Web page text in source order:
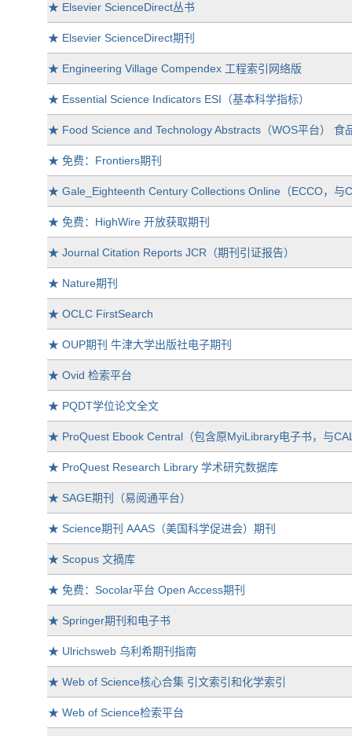
★ Elsevier ScienceDirect丛书
★ Elsevier ScienceDirect期刊
★ Engineering Village Compendex 工程索引网络版
★ Essential Science Indicators ESI（基本科学指标）
★ Food Science and Technology Abstracts（WOS平台） 食
★ 免费：Frontiers期刊
★ Gale_Eighteenth Century Collections Online（ECCO，与
★ 免费：HighWire 开放获取期刊
★ Journal Citation Reports JCR（期刊引证报告）
★ Nature期刊
★ OCLC FirstSearch
★ OUP期刊 牛津大学出版社电子期刊
★ Ovid 检索平台
★ PQDT学位论文全文
★ ProQuest Ebook Central（包含原MyiLibrary电子书，与
★ ProQuest Research Library 学术研究数据库
★ SAGE期刊（易阅通平台）
★ Science期刊 AAAS（美国科学促进会）期刊
★ Scopus 文摘库
★ 免费：Socolar平台 Open Access期刊
★ Springer期刊和电子书
★ Ulrichsweb 乌利希期刊指南
★ Web of Science核心合集 引文索引和化学索引
★ Web of Science检索平台